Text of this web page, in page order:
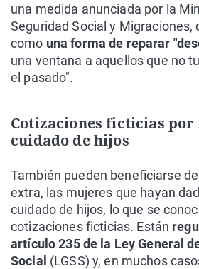
una medida anunciada por la
Seguridad Social y Migraciones,
como una forma de reparar
una ventana a aquellos que no
el pasado".
Cotizaciones ficticias
cuidado de hijos
También pueden beneficiarse
extra, las mujeres que hayan
cuidado de hijos, lo que se
cotizaciones ficticias. Están
artículo 235 de la Ley General
Social (LGSS) y, en muchos